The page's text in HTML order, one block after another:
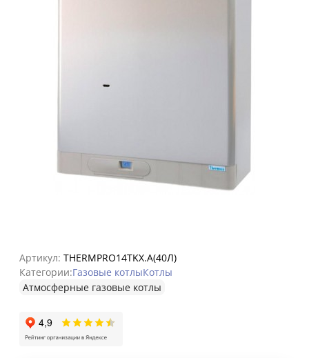
Артикул: THERMPRO14TKX.А(40Л)
Категории:Газовые котлыКотлы
Атмосферные газовые котлы